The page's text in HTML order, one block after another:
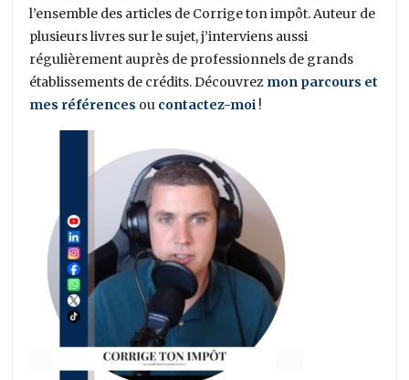
l’ensemble des articles de Corrige ton impôt. Auteur de
plusieurs livres sur le sujet, j’interviens aussi
régulièrement auprès de professionnels de grands
établissements de crédits. Découvrez mon parcours et
mes références ou contactez-moi !